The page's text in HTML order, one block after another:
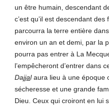
parcourra la terre entière
environ un an et demi, par la
pourra pas entrer à La
l’empêcheront d’entrer dans
Dajjalaura lieu à une époque
sécheresse et une grande
Dieu. Ceux qui croiront en lui